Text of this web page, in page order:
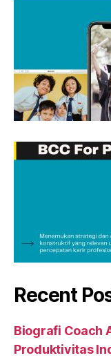
Recent
Biografi Coach
Produktivitas